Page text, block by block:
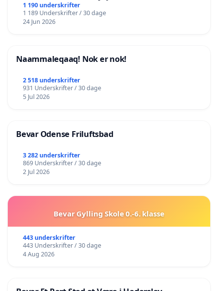
lokalområde i balance
1 190 underskrifter
1 189 Underskrifter / 30 dage
24 Jun 2026
Naammaleqaaq! Nok er nok!
2 518 underskrifter
931 Underskrifter / 30 dage
5 Jul 2026
Bevar Odense Friluftsbad
3 282 underskrifter
869 Underskrifter / 30 dage
2 Jul 2026
Bevar Gylling Skole 0.-6. klasse
443 underskrifter
443 Underskrifter / 30 dage
4 Aug 2026